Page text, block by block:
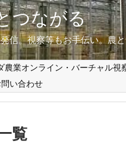
つながる
信。視察等もお手伝い。農
農業オンライン・バーチャル視
問い合わせ
覧